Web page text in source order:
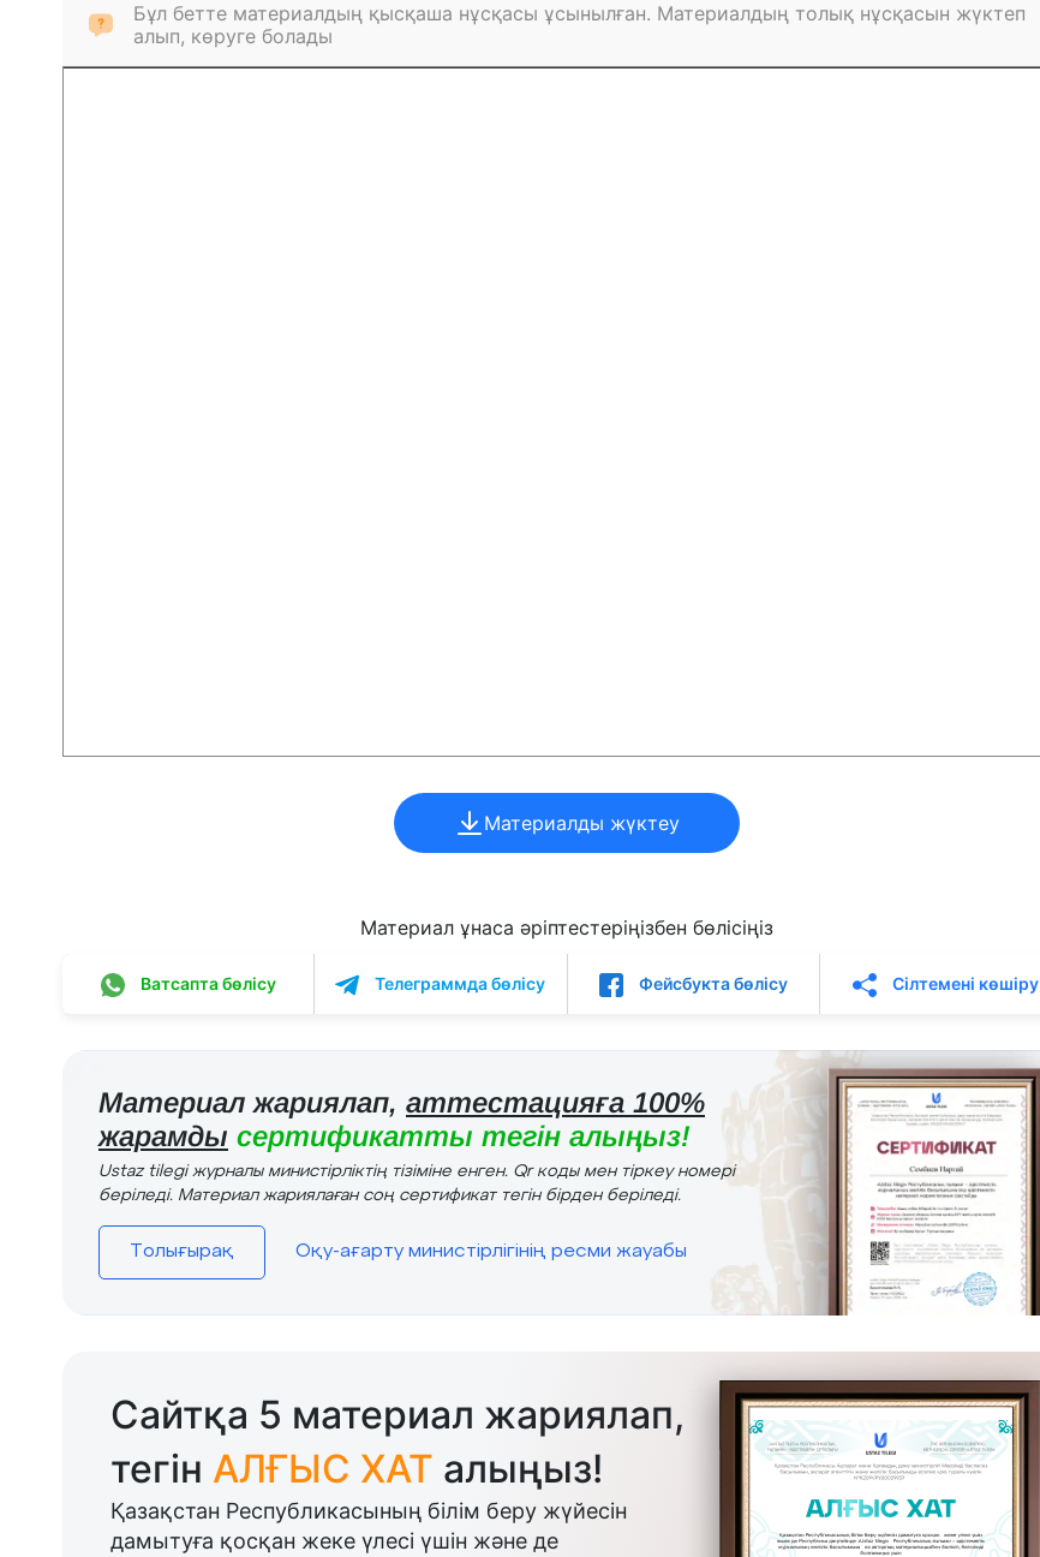
Бұл бетте материалдың қысқаша нұсқасы ұсынылған. Материалдың толық нұсқасын жүктеп
алып, көруге болады
Материалды жүктеу
Материал ұнаса әріптестеріңізбен бөлісіңіз
Ватсапта бөлісу Телеграммда бөлісу Фейсбукта бөлісу Сілтемені көшіру
Материал жариялап, аттестацияға 100%
жарамды сертификатты тегін алыңыз!
Ustaz tilegi журналы министірліктің тізіміне енген. Qr коды мен тіркеу номері
беріледі. Материал жариялаған соң сертификат тегін бірден беріледі.
Толығырақ Оқу-ағарту министірлігінің ресми жауабы
Сайтқа 5 материал жариялап,
тегін АЛҒЫС ХАТ алыңыз!
Қазақстан Республикасының білім беру жүйесін
дамытуға қосқан жеке үлесі үшін және де